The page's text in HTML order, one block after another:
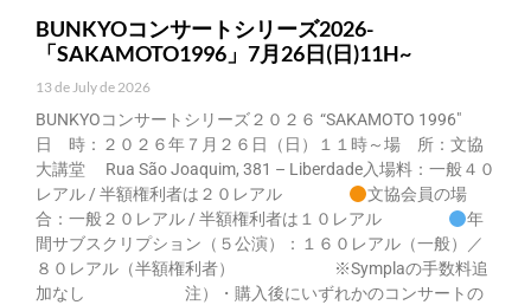
BUNKYOコンサートシリーズ2026-
「SAKAMOTO1996」7月26日(日)11H~
13 de July de 2026
BUNKYOコンサートシリーズ２０２６ “SAKAMOTO 1996″
日 時：２０２６年７月２６日（日）１１時～場 所：文協
大講堂 Rua São Joaquim, 381 – Liberdade入場料：一般４０
レアル / 半額権利者は２０レアル
文協会員の場
合：一般２０レアル / 半額権利者は１０レアル
年
間サブスクリプション（５公演）：１６０レアル（一般）／
８０レアル（半額権利者） ※Symplaの手数料追
加なし 注）・購入後にいずれかのコンサートの